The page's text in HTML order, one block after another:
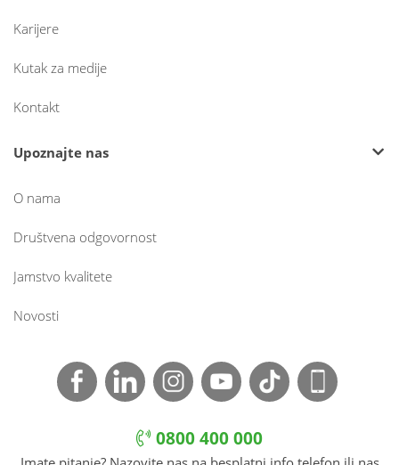
Karijere
Kutak za medije
Kontakt
Upoznajte nas
O nama
Društvena odgovornost
Jamstvo kvalitete
Novosti
0800 400 000